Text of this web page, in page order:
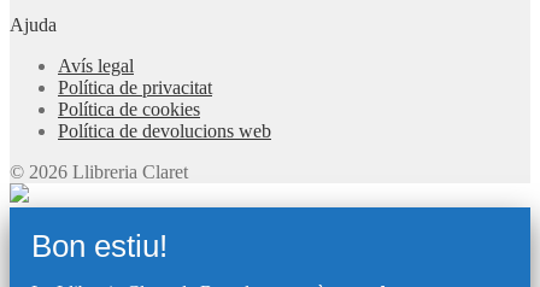
Ajuda
Avís legal
Política de privacitat
Política de cookies
Política de devolucions web
© 2026 Llibreria Claret
Bon estiu!